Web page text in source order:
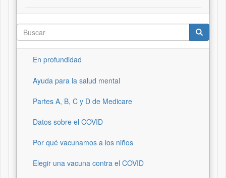
Buscar Buscar
En profundidad
Ayuda para la salud mental
Partes A, B, C y D de Medicare
Datos sobre el COVID
Por qué vacunamos a los niños
Elegir una vacuna contra el COVID